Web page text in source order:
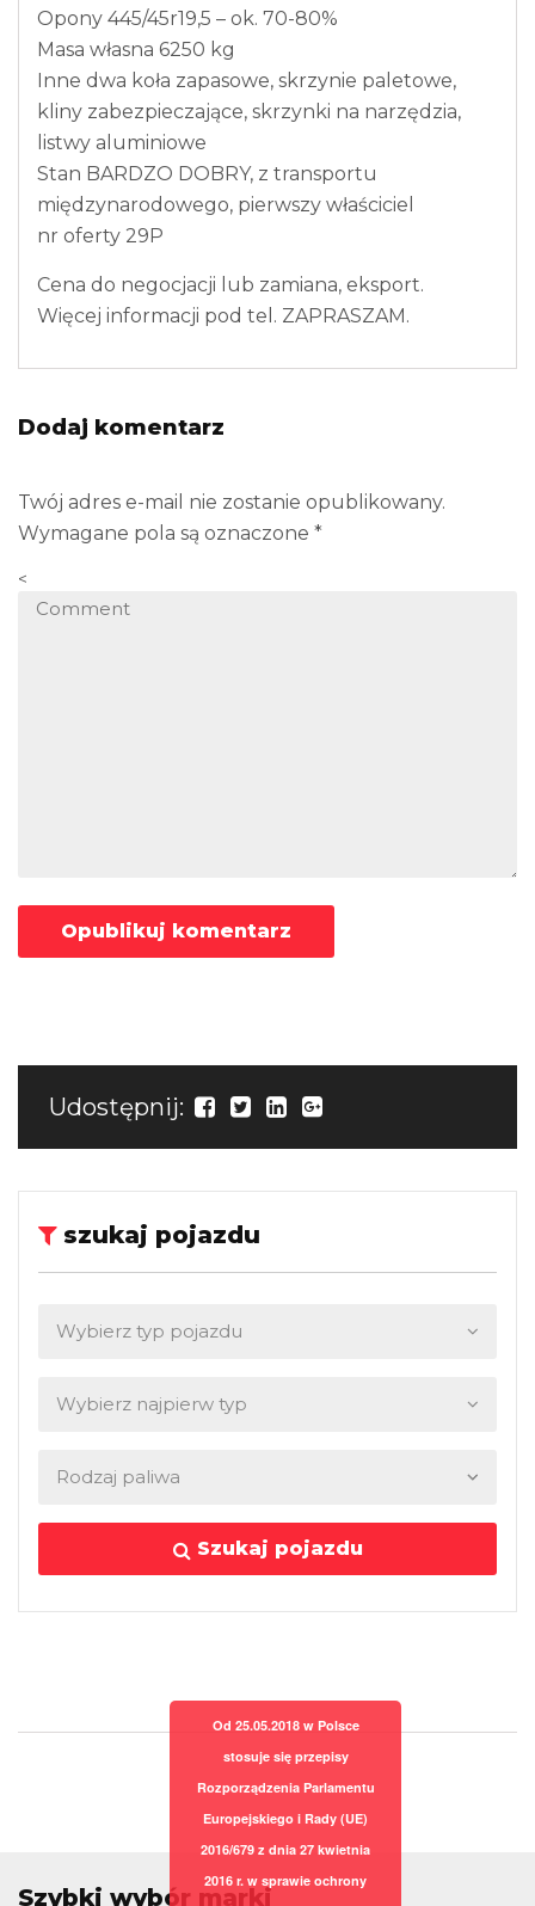
Opony 445/45r19,5 – ok. 70-80%
Masa własna 6250 kg
Inne dwa koła zapasowe, skrzynie paletowe,
kliny zabezpieczające, skrzynki na narzędzia,
listwy aluminiowe
Stan BARDZO DOBRY, z transportu
międzynarodowego, pierwszy właściciel
nr oferty 29P
Cena do negocjacji lub zamiana, eksport.
Więcej informacji pod tel. ZAPRASZAM.
Dodaj komentarz
Twój adres e-mail nie zostanie opublikowany.
Wymagane pola są oznaczone *
<
Udostępnij:
szukaj pojazdu
Szukaj pojazdu
Szybki wybór marki
Od 25.05.2018 w Polsce
stosuje się przepisy
Rozporządzenia Parlamentu
Europejskiego i Rady (UE)
2016/679 z dnia 27 kwietnia
2016 r. w sprawie ochrony